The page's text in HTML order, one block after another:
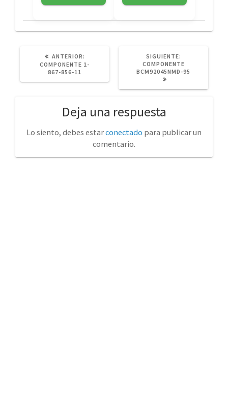
ANTERIOR:
ANTERIOR:
COMPONENTE 1-
867-856-11
SIGUIENTE:
POST:
COMPONENTE
BCM92045NMD-95
Deja una respuesta
Lo siento, debes estarconectado para publicar un
comentario.